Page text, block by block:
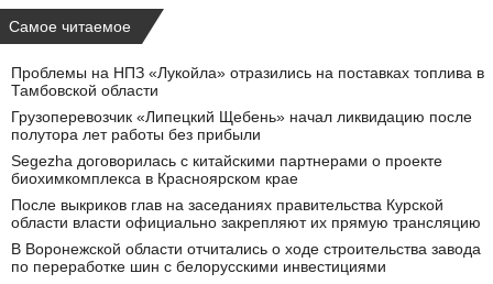
Самое читаемое
Проблемы на НПЗ «Лукойла» отразились на поставках топлива в
Тамбовской области
Грузоперевозчик «Липецкий Щебень» начал ликвидацию после
полутора лет работы без прибыли
Segezha договорилась с китайскими партнерами о проекте
биохимкомплекса в Красноярском крае
После выкриков глав на заседаниях правительства Курской
области власти официально закрепляют их прямую трансляцию
В Воронежской области отчитались о ходе строительства завода
по переработке шин с белорусскими инвестициями